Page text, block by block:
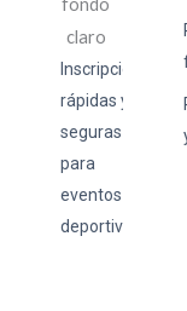
Inscripciones
rápidas y
seguras
para
eventos
deportivos.